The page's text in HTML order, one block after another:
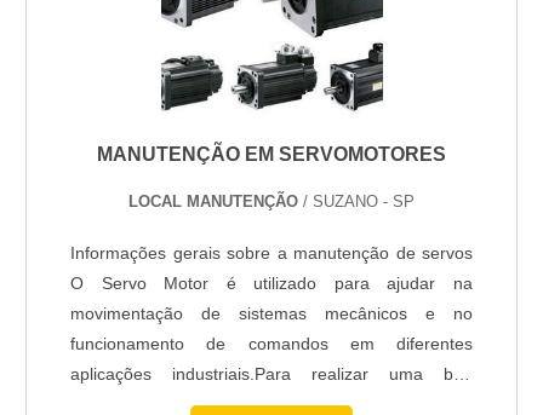
MANUTENÇÃO EM SERVOMOTORES
LOCAL MANUTENÇÃO / SUZANO - SP
Informações gerais sobre a manutenção de servos
O Servo Motor é utilizado para ajudar na
movimentação de sistemas mecânicos e no
funcionamento de comandos em diferentes
aplicações industriais.Para realizar uma boa
manutenção em servomotores, é necessário